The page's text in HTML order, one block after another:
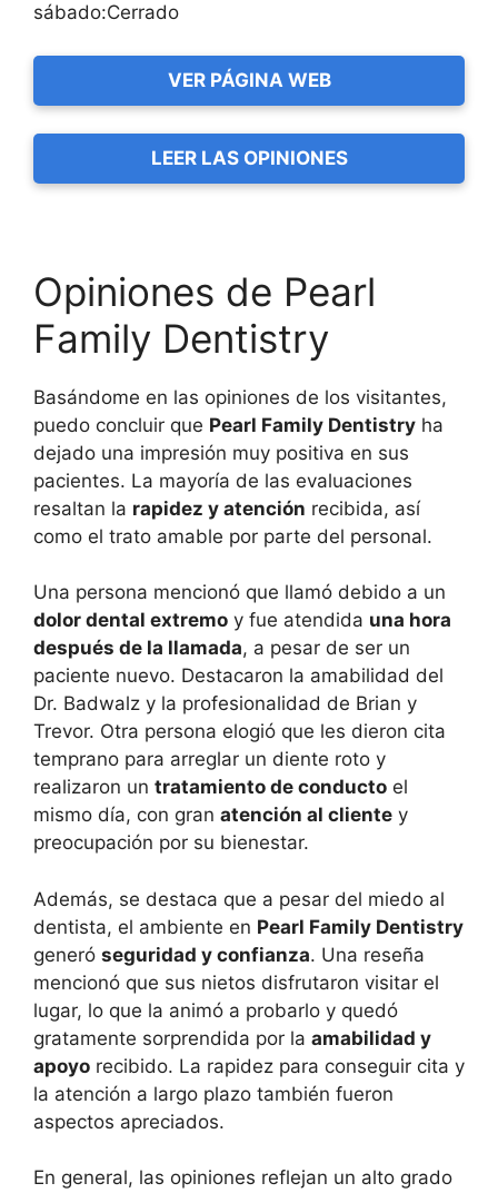
sábado:Cerrado
VER PÁGINA WEB
LEER LAS OPINIONES
Opiniones de Pearl
Family Dentistry
Basándome en las opiniones de los visitantes,
puedo concluir que Pearl Family Dentistry ha
dejado una impresión muy positiva en sus
pacientes. La mayoría de las evaluaciones
resaltan la rapidez y atención recibida, así
como el trato amable por parte del personal.
Una persona mencionó que llamó debido a un
dolor dental extremo y fue atendida una hora
después de la llamada, a pesar de ser un
paciente nuevo. Destacaron la amabilidad del
Dr. Badwalz y la profesionalidad de Brian y
Trevor. Otra persona elogió que les dieron cita
temprano para arreglar un diente roto y
realizaron un tratamiento de conducto el
mismo día, con gran atención al cliente y
preocupación por su bienestar.
Además, se destaca que a pesar del miedo al
dentista, el ambiente en Pearl Family Dentistry
generó seguridad y confianza. Una reseña
mencionó que sus nietos disfrutaron visitar el
lugar, lo que la animó a probarlo y quedó
gratamente sorprendida por la amabilidad y
apoyo recibido. La rapidez para conseguir cita y
la atención a largo plazo también fueron
aspectos apreciados.
En general, las opiniones reflejan un alto grado